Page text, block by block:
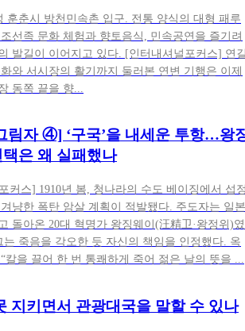
훈춘시 방천민속촌 입구. 전통 양식의 대형 패루
선족 문화 체험과 향토음식, 민속공연을 즐기려
발길이 이어지고 있다. [인터내셔널포커스] 연
와 서시장의 활기까지 둘러본 연변 기행은 이제
동쪽 끝을 향...
림자 ④] ‘구국’을 내세운 투항…왕
은 왜 실패했나
커스] 1910년 봄, 청나라의 수도 베이징에서 섭
냥한 폭탄 암살 계획이 적발됐다. 주도자는 일본
돌아온 20대 혁명가 왕징웨이(汪精卫·왕정위)였
는 죽음을 각오한 듯 자신의 책임을 인정했다. 옥
칼을 끌어 한 번 통쾌하게 죽어 젊은 날의 뜻을 ...
지키면서 관광대국을 말할 수 있나